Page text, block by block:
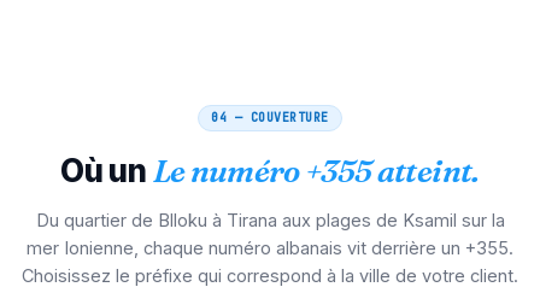
04 — COUVERTURE
Où unLe numéro +355 atteint.
Du quartier de Blloku à Tirana aux plages de Ksamil sur la
mer Ionienne, chaque numéro albanais vit derrière un +355.
Choisissez le préfixe qui correspond à la ville de votre client.